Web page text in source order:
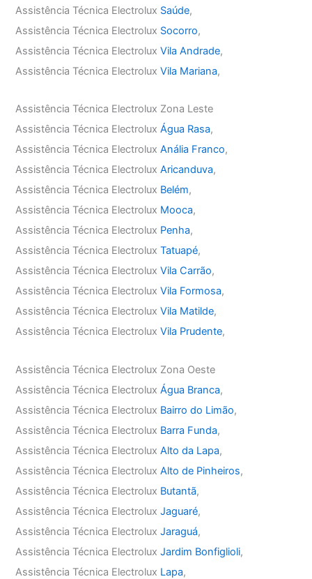
Assistência Técnica Electrolux Saúde,
Assistência Técnica Electrolux Socorro,
Assistência Técnica ElectroluxVila Andrade,
Assistência Técnica ElectroluxVila Mariana,
Assistência Técnica Electrolux Zona Leste
Assistência Técnica ElectroluxÁgua Rasa,
Assistência Técnica ElectroluxAnália Franco,
Assistência Técnica ElectroluxAricanduva,
Assistência Técnica Electrolux Belém,
Assistência Técnica Electrolux Mooca,
Assistência Técnica Electrolux Penha,
Assistência Técnica ElectroluxTatuapé,
Assistência Técnica ElectroluxVila Carrão,
Assistência Técnica ElectroluxVila Formosa,
Assistência Técnica ElectroluxVila Matilde,
Assistência Técnica ElectroluxVila Prudente,
Assistência Técnica Electrolux Zona Oeste
Assistência Técnica ElectroluxÁgua Branca,
Assistência Técnica Electrolux Bairro do Limão,
Assistência Técnica Electrolux Barra Funda,
Assistência Técnica ElectroluxAlto da Lapa,
Assistência Técnica ElectroluxAlto de Pinheiros,
Assistência Técnica Electrolux Butantã,
Assistência Técnica ElectroluxJaguaré,
Assistência Técnica ElectroluxJaraguá,
Assistência Técnica ElectroluxJardim Bonfiglioli,
Assistência Técnica Electrolux Lapa,